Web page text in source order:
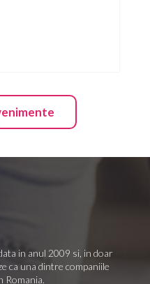
în grup,
tale.
transformatoare,
și creativitatea.
cu precizie și scop.
fitness; este despre
vieți și corpuri cu
de fitness?
in anul 2009 si, in doar
ca una dintre companiile
Romania.